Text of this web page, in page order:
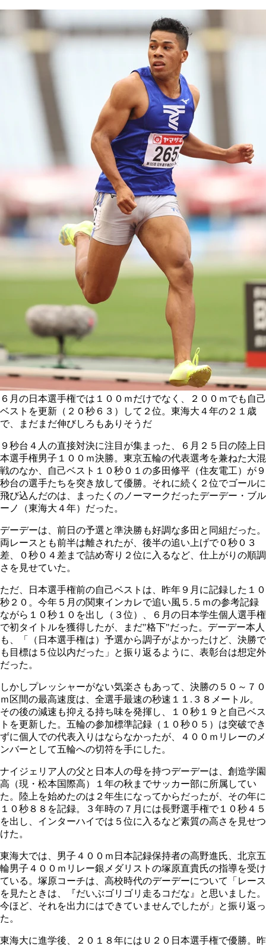
６月の日本選手権では１００ｍだけでなく、２００ｍでも自己
ベストを更新（２０秒６３）して２位。東海大４年の２１歳
で、まだまだ伸びしろもありそうだ
９秒台４人の直接対決に注目が集まった、６月２５日の陸上日
本選手権男子１００ｍ決勝。東京五輪の代表選考を兼ねた大混
戦のなか、自己ベスト１０秒０１の多田修平（住友電工）が９
秒台の選手たちを突き放して優勝。それに続く２位でゴールに
飛び込んだのは、まったくのノーマークだったデーデー・ブル
ーノ（東海大４年）だった。
デーデーは、前日の予選と準決勝も好調な多田と同組だった。
両レースとも前半は離されたが、後半の追い上げで０秒０３
差、０秒０４差まで詰め寄り２位に入るなど、仕上がりの順調
さを見せていた。
ただ、日本選手権前の自己ベストは、昨年９月に記録した１０
秒２０。今年５月の関東インカレで追い風５.５ｍの参考記録
ながら１０秒１０を出し（３位）、６月の日本学生個人選手権
で初タイトルを獲得したが、まだ"格下"だった。デーデー本人
も、「（日本選手権は）予選から調子がよかったけど、決勝で
も目標は５位以内だった」と振り返るように、表彰台は想定外
だった。
しかしプレッシャーがない気楽さもあって、決勝の５０～７０
ｍ区間の最高速度は、全選手最速の秒速１１.３８メートル。
その後の減速も抑える持ち味を発揮し、１０秒１９と自己ベス
トを更新した。五輪の参加標準記録（１０秒０５）は突破でき
ずに個人での代表入りはならなかったが、４００ｍリレーのメ
ンバーとして五輪への切符を手にした。
ナイジェリア人の父と日本人の母を持つデーデーは、創造学園
高（現・松本国際高）１年の秋までサッカー部に所属してい
た。陸上を始めたのは２年生になってからだったが、その年に
１０秒８８を記録。３年時の７月には長野選手権で１０秒４５
を出し、インターハイでは５位に入るなど素質の高さを見せつ
けた。
東海大では、男子４００ｍ日本記録保持者の高野進氏、北京五
輪男子４００ｍリレー銀メダリストの塚原直貴氏の指導を受け
ている。塚原コーチは、高校時代のデーデーについて「レース
を見たときは、『だいぶゴリゴリ走るコだな』と思いました。
今ほど、それを出力にはできていませんでしたが」と振り返っ
た。
東海大に進学後、２０１８年にはＵ２０日本選手権で優勝。昨